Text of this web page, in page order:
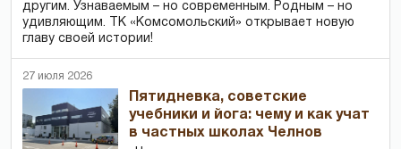
другим. Узнаваемым – но современным. Родным – но
удивляющим. ТК «Комсомольский» открывает новую
главу своей истории!
27 июля 2026
Пятидневка, советские
учебники и йога: чему и как учат
в частных школах Челнов